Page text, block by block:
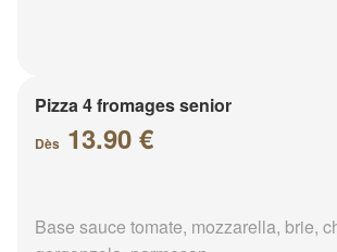
Pizza 4 fromages senior
Dès 13.90 €
Base sauce tomate, mozzarella, brie,